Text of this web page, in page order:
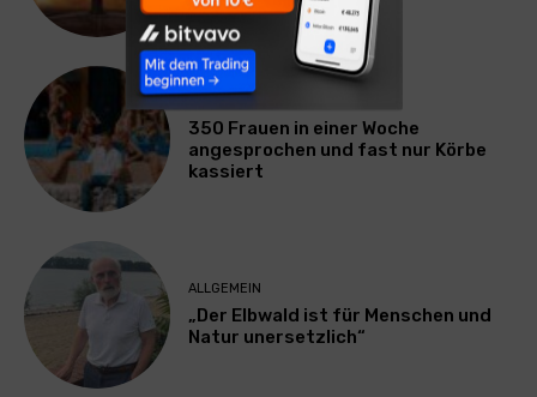
LIFESTYLE
350 Frauen in einer Woche
angesprochen und fast nur Körbe
kassiert
ALLGEMEIN
„Der Elbwald ist für Menschen und
Natur unersetzlich“